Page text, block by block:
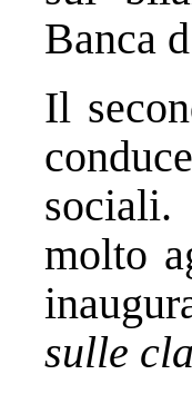
Banca
Il
sociali.
molto
sulle